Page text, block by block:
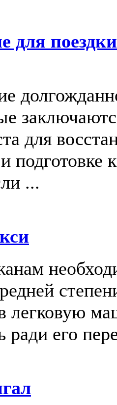
для
для
подготовке
...
легковую
ради его